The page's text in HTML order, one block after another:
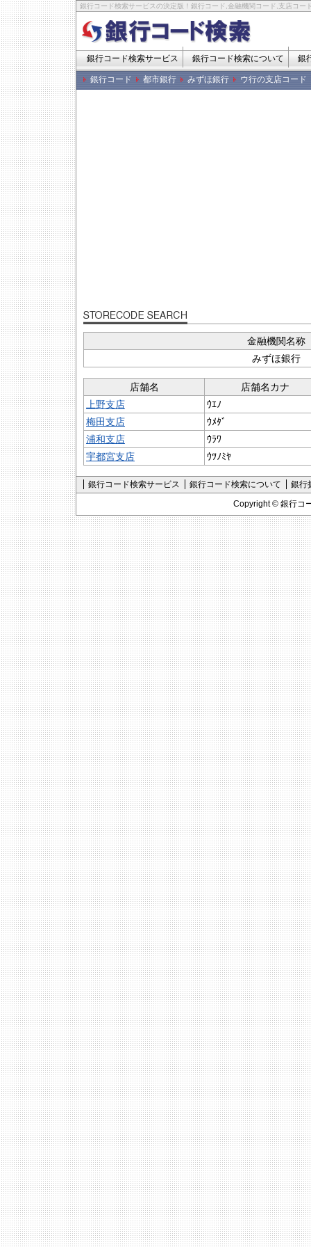
銀行コード検索サービスの決定版！銀行コード,金融機関コード,支店コー
銀行コード検索サービス 銀行コード検索について 銀
銀行コード 都市銀行 みずほ銀行 ウ行の支店コード
金融機関名称
みずほ銀行
店舗名
店舗名カナ
上野支店
ｳｴﾉ
梅田支店
ｳﾒﾀﾞ
浦和支店
ｳﾗﾜ
宇都宮支店
ｳﾂﾉﾐﾔ
銀行コード検索サービス 銀行コード検索について
銀行
Copyright © 銀行コ